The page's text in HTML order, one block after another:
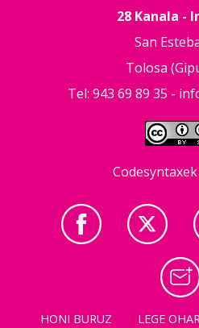
28 Kanala -
San
Tolosa
Tel: 943 69 89 35 -
HONI BURUZ LEGE